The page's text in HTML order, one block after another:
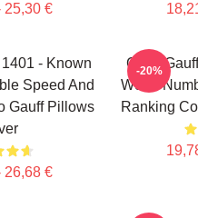
25,30 €
- Known
Speed And
Gauff Pillows
26,68 €
Coco
World
Ranking
-20%